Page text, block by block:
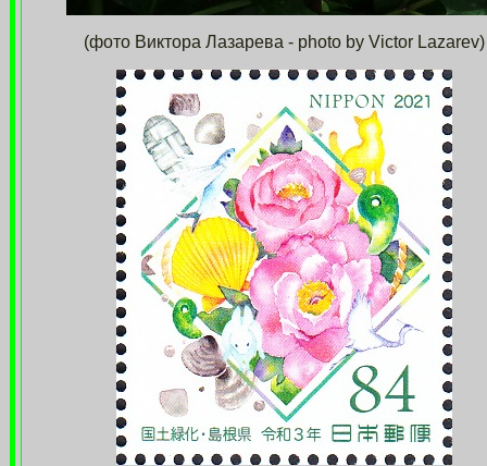
(фото Виктора Лазарева - photo by Victor Lazarev)